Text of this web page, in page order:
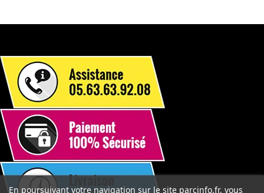
En poursuivant votre navigation sur le site parcinfo.fr, vous